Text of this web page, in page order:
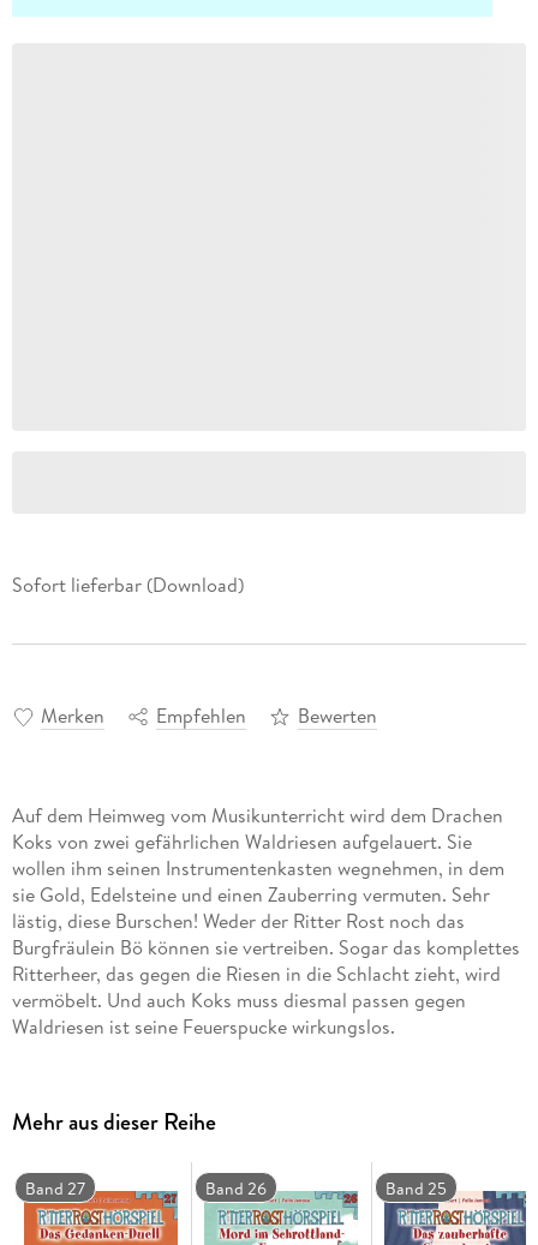
Sofort lieferbar (Download)
Merken Empfehlen Bewerten
Auf dem Heimweg vom Musikunterricht wird dem Drachen
Koks von zwei gefährlichen Waldriesen aufgelauert. Sie
wollen ihm seinen Instrumentenkasten wegnehmen, in dem
sie Gold, Edelsteine und einen Zauberring vermuten. Sehr
lästig, diese Burschen! Weder der Ritter Rost noch das
Burgfräulein Bö können sie vertreiben. Sogar das komplettes
Ritterheer, das gegen die Riesen in die Schlacht zieht, wird
vermöbelt. Und auch Koks muss diesmal passen gegen
zum Guten wenden kann. Zwar nur aus Versehen, aber
immerhin.
Mehr aus dieser Reihe
Band 27 Band 26 Band 25